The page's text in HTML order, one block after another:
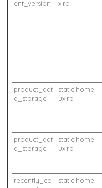
ent_version
x.ro
product_dat
a_storage
static.homel
ux.ro
product_dat
a_storage
static.homel
ux.ro
recently_co
static.homel